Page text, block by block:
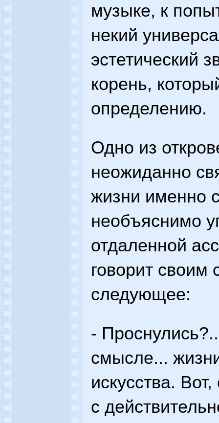
музыке, к
некий
эстетический
корень,
определению.
Одно из
неожиданно
жизни именно
необъяснимо
отдаленной
говорит своим
следующее:
-
смысле...
искусства.
с